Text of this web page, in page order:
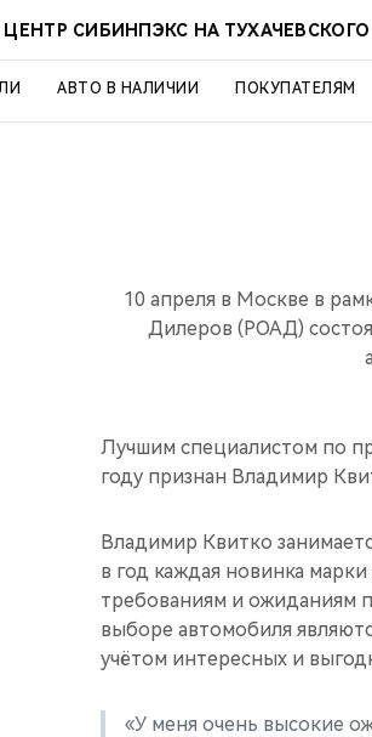
ЦЕНТР СИБИНПЭКС НА ТУХАЧЕВСКОГО
АВТО В НАЛИЧИИ ПОКУПАТЕЛЯМ
10 апреля в Москве в
Дилеров (РОАД)
Лучшим специалистом по
году признан Владимир
Владимир Квитко
в год каждая новинка
требованиям и ожиданиям
выборе автомобиля
учётом интересных и
«У меня очень высокие